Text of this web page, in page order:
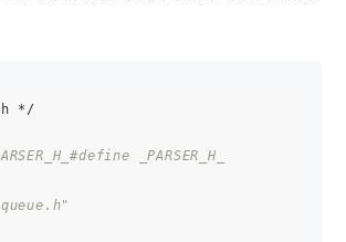
*/
#define _PARSER_H_